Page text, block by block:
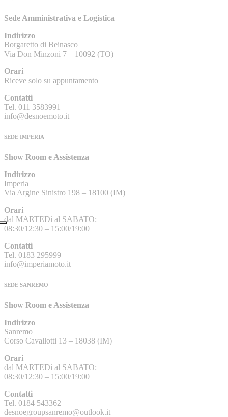
Sede Amministrativa e Logistica
Indirizzo
Borgaretto di Beinasco
Via Don Minzoni 7 – 10092 (TO)
Orari
Riceve solo su appuntamento
Contatti
Tel. 011 3583991
info@desnoemoto.it
SEDE IMPERIA
Show Room e Assistenza
Indirizzo
Imperia
Via Argine Sinistro 198 – 18100 (IM)
Orari
dal MARTEDì al SABATO:
08:30/12:30 – 15:00/19:00
Contatti
Tel. 0183 295999
info@imperiamoto.it
SEDE SANREMO
Show Room e Assistenza
Indirizzo
Sanremo
Corso Cavallotti 13 – 18038 (IM)
Orari
dal MARTEDì al SABATO:
08:30/12:30 – 15:00/19:00
Contatti
Tel. 0184 543362
desnoegroupsanremo@outlook.it